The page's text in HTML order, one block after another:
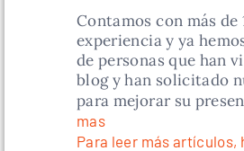
Contamos con más de
experiencia y ya
de personas que han
blog y han solicitado
para mejorar su
mas
Para leer más artículos,